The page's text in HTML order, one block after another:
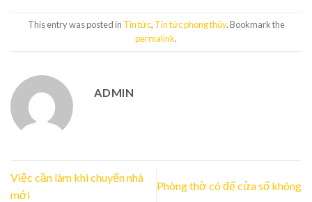
This entry was posted in Tin tức, Tin tức phong thủy. Bookmark the
permalink.
ADMIN
Việc cần làm khi chuyển nhà
mới
Phòng thờ có để cửa sổ không